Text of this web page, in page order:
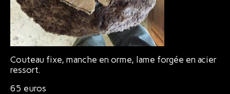
Bijoux
Couteau fixe, manche en orme, lame forgée en acier
ressort.
65 euros